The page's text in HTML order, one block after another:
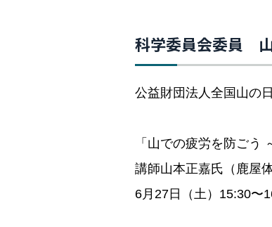
科学委員会委員
公益財団法人全国山の
「山での疲労を防ごう
講師山本正嘉氏（鹿屋
6月27日（土）15:30〜